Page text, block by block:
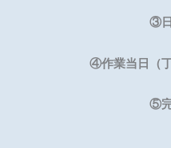
③
④作業当日（
⑤